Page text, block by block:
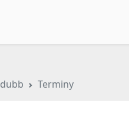
Terminy